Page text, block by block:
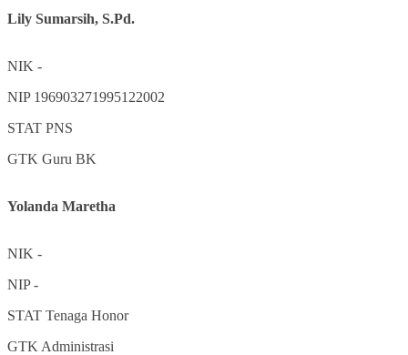
Lily Sumarsih, S.Pd.
NIK -
NIP 196903271995122002
STAT PNS
GTK Guru BK
Yolanda Maretha
NIK -
NIP-
STAT Tenaga Honor
GTK Administrasi